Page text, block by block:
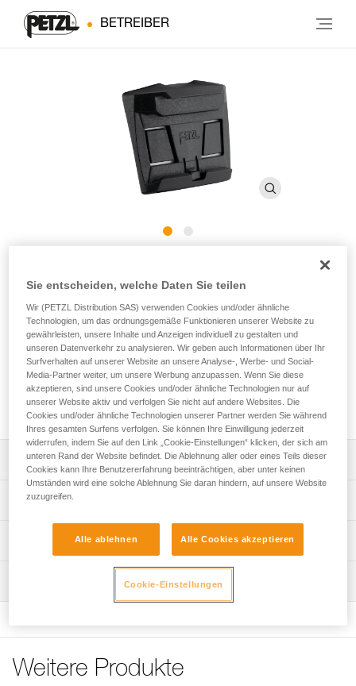
BETREIBER
Selbstklebendes Befestigungssystem zum Anbringen
einer ARIA-Stirnlampe an einem Helm
Selbstklebendes Befestigungssystem zum Anbringen einer
ARIA 1R RGB- oder ARIA 2R RGB-Stirnlampe an einem
Helm, ohne die Schwenkbewegung der Lampe zu
behindern.
Leistungsverzeichnis
Ermöglicht das einfache Anbringen einer Stirnlampe an
beeinträchtigen.
Kompatibel mit den Stirnlampen ARIA 1R RGB und ARIA
Technische Spezifikationen
Gewicht: 20 g
Referenz : E073AB00
Garantie : 3 Jahre
Technische Informationen
Gebrauchsanleitung
Das PDF herunterladen technical-notice-HELMET ADAPT-
Häufige Fragen
See all technical content
Weitere Produkte
Sie entscheiden, welche Daten Sie teilen
Wir (PETZL Distribution SAS) verwenden Cookies und/oder ähnliche
Technologien, um das ordnungsgemäße Funktionieren unserer Website zu
gewährleisten, unsere Inhalte und Anzeigen individuell zu gestalten und
unseren Datenverkehr zu analysieren. Wir geben auch Informationen über Ihr
Surfverhalten auf unserer Website an unsere Analyse-, Werbe- und Social-
Media-Partner weiter, um unsere Werbung anzupassen. Wenn Sie diese
akzeptieren, sind unsere Cookies und/oder ähnliche Technologien nur auf
unserer Website aktiv und verfolgen Sie nicht auf andere Websites. Die
Cookies und/oder ähnliche Technologien unserer Partner werden Sie während
Ihres gesamten Surfens verfolgen. Sie können Ihre Einwilligung jederzeit
widerrufen, indem Sie auf den Link „Cookie-Einstellungen“ klicken, der sich am
unteren Rand der Website befindet. Die Ablehnung aller oder eines Teils dieser
Cookies kann Ihre Benutzererfahrung beeinträchtigen, aber unter keinen
Umständen wird eine solche Ablehnung Sie daran hindern, auf unsere Website
zuzugreifen.
Alle ablehnen Alle Cookies akzeptieren
Cookie-Einstellungen